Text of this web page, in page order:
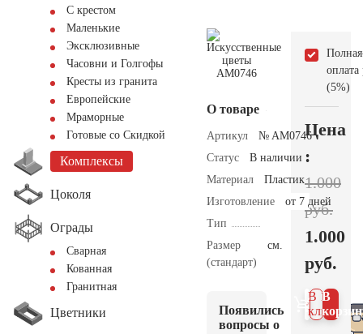
С крестом
Маленькие
Эксклюзивные
Часовни и Голгофы
Кресты из гранита
Европейские
Мраморные
Готовые со Скидкой
Комплексы
Цоколя
Ограды
Сварная
Кованная
Гранитная
Цветники
О товаре
Артикул
№ AM0746
Статус
В наличии
Материал
Пластик
Изготовление
от 7 дней
Тип
Размер
(стандарт)
см.
Появились
вопросы о
Полная
оплата
(5%)
Цена
:
1.000
руб.
1.000
руб.
В
В 1
клик